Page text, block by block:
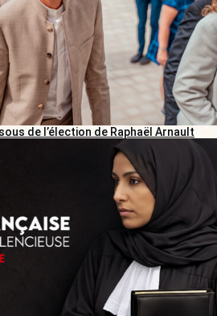
de l’élection de Raphaël Arnault